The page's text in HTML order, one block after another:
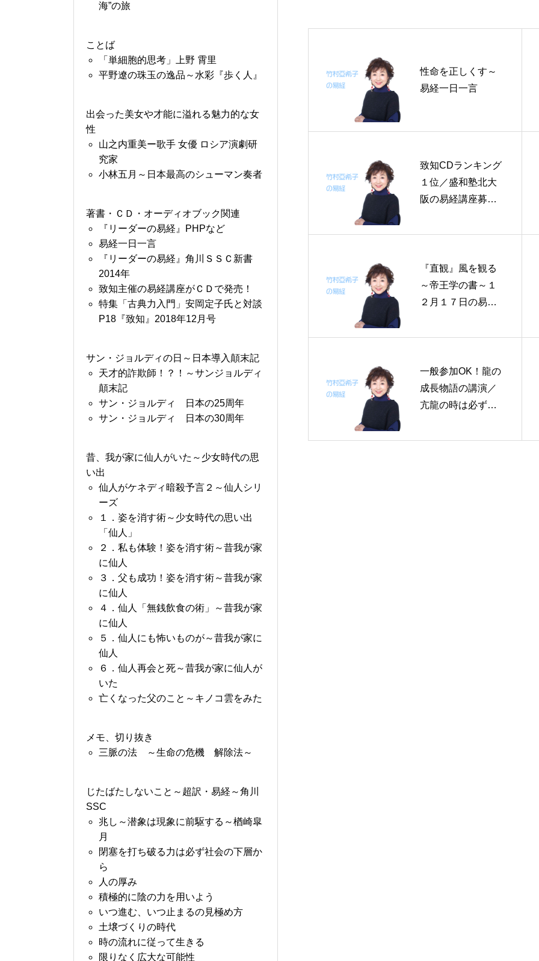
性命を正しくす～
易経一日一言
致知CDランキング
１位／盛和塾北大
阪の易経講座募集
る／陰を生じさせ
来復～帝王学の書
～冬至、１２月２
１・２２日、２日
『直観』風を観る
～帝王学の書～１
２月１７日の易経
一般参加OK！龍の
成長物語の講演／
亢龍の時は必ずく
／人の心の動きを
海”の旅
ことば
「単細胞的思考」上野 霄里
平野遼の珠玉の逸品～水彩『歩く人』
出会った美女や才能に溢れる魅力的な女
性
山之内重美ー歌手 女優 ロシア演劇研
究家
小林五月～日本最高のシューマン奏者
著書・ＣＤ・オーディオブック関連
『リーダーの易経』PHPなど
易経一日一言
『リーダーの易経』角川ＳＳＣ新書
2014年
致知主催の易経講座がＣＤで発売！
特集「古典力入門」安岡定子氏と対談
P18『致知』2018年12月号
サン・ジョルディの日～日本導入顛末記
天才的詐欺師！？！～サンジョルディ
顛末記
サン・ジョルディ 日本の25周年
サン・ジョルディ 日本の30周年
昔、我が家に仙人がいた～少女時代の思
い出
仙人がケネディ暗殺予言２～仙人シリ
ーズ
１．姿を消す術～少女時代の思い出
「仙人」
２．私も体験！姿を消す術～昔我が家
に仙人
３．父も成功！姿を消す術～昔我が家
に仙人
４．仙人「無銭飲食の術」～昔我が家
に仙人
５．仙人にも怖いものが～昔我が家に
仙人
６．仙人再会と死～昔我が家に仙人が
いた
亡くなった父のこと～キノコ雲をみた
メモ、切り抜き
三脈の法 ～生命の危機 解除法～
じたばたしないこと～超訳・易経～角川
SSC
兆し～潜象は現象に前駆する～楢崎皐
月
閉塞を打ち破る力は必ず社会の下層か
ら
人の厚み
積極的に陰の力を用いよう
いつ進む、いつ止まるの見極め方
土壌づくりの時代
時の流れに従って生きる
限りなく広大な可能性